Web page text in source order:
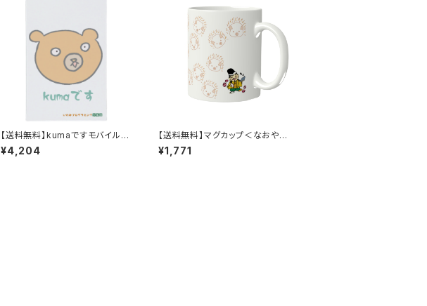
【送料無料】kumaですモバイルチ
ャージャー(5000mAh)
¥4,204
【送料無料】マグカップ＜なおやと
えびす＞
¥1,771